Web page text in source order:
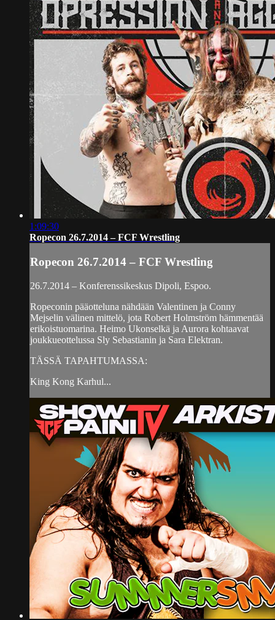
1:09:30
Ropecon 26.7.2014 – FCF Wrestling
Ropecon 26.7.2014 – FCF Wrestling
26.7.2014 – Konferenssikeskus Dipoli, Espoo.
Ropeconin pääotteluna nähdään Valentinen ja Conny
Mejselin välinen mittelö, jota Robert Holmström hämmentää
erikoistuomarina. Heimo Ukonselkä ja Aurora kohtaavat
joukkueottelussa Sly Sebastianin ja Sara Elektran.
TÄSSÄ TAPAHTUMASSA:
King Kong Karhul...